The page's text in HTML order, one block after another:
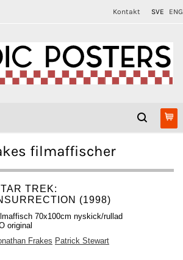
Kontakt SVE ENG
filmaffischer
TREK:
(1998)
70x100cm nyskick/rullad
original
Frakes Patrick Stewart